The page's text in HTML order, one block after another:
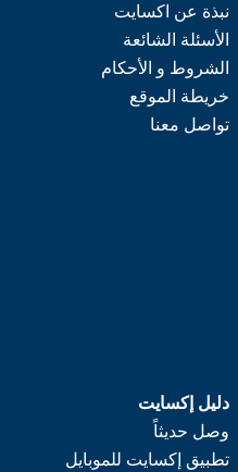
نبذة عن اكسايت
الأسئلة الشائعة
الشروط و الأحكام
خريطة الموقع
تواصل معنا
دليل إكسايت
وصل حديثاً
تطبيق إكسايت للموبايل